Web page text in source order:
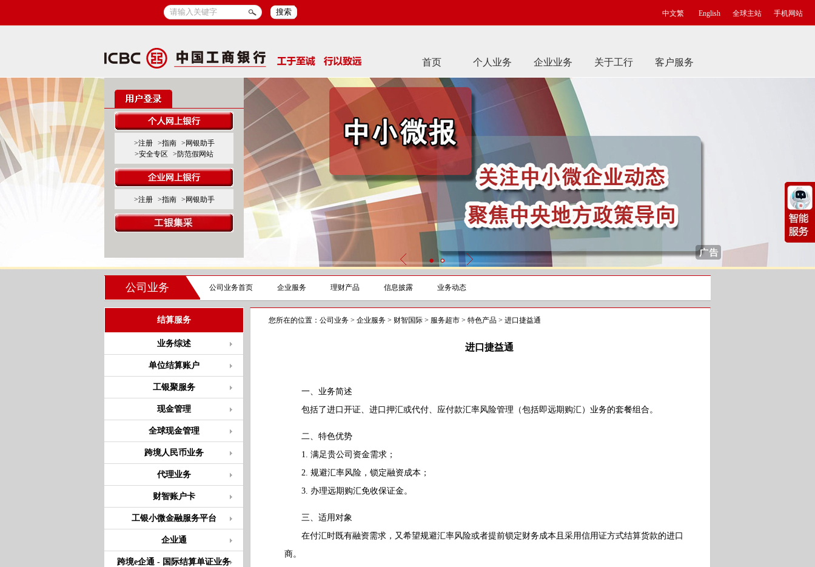
搜索 中文繁 English 全球主站 手机网站
首页 个人业务 企业业务 关于工行 客户服务
>注册 >指南
>网银助手
>安全专区
>防范假网站
>注册 >指南 >网银助手
公司业务 公司业务首页 企业服务 理财产品 信息披露 业务动态
结算服务
业务综述
单位结算账户
工银聚服务
现金管理
全球现金管理
跨境人民币业务
代理业务
财智账户卡
工银小微金融服务平台
企业通
跨境e企通 - 国际结算单证业务
您所在的位置： 公司业务 > 企业服务 > 财智国际 > 服务超市 > 特色产品 > 进口捷益通
进口捷益通
一、业务简述
包括了进口开证、进口押汇或代付、应付款汇率风险管理（包括即远期购汇）业务的套餐组合。
二、特色优势
1. 满足贵公司资金需求；
2. 规避汇率风险，锁定融资成本；
3. 办理远期购汇免收保证金。
三、适用对象
在付汇时既有融资需求，又希望规避汇率风险或者提前锁定财务成本且采用信用证方式结算货款的进口
商。